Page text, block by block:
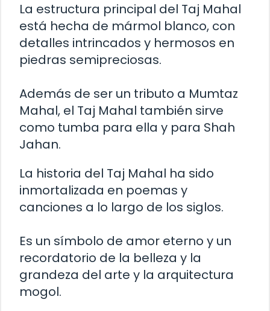
La estructura principal del Taj Mahal
está hecha de mármol blanco, con
detalles intrincados y hermosos en
piedras semipreciosas.
Además de ser un tributo a Mumtaz
Mahal, el Taj Mahal también sirve
como tumba para ella y para Shah
Jahan.
La historia del Taj Mahal ha sido
inmortalizada en poemas y
canciones a lo largo de los siglos.
Es un símbolo de amor eterno y un
recordatorio de la belleza y la
grandeza del arte y la arquitectura
mogol.